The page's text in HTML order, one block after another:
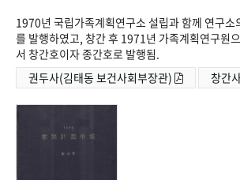
1970년 국립가족계획연구소 설립과 함께 연구소
를 발행하였고, 창간 후 1971년 가족계획연구원
서 창간호이자 종간호로 발행됨.
권두사(김태동 보건사회부장관)
창간